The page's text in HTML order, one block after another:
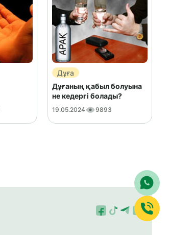
Дұға
Дұғаның қабыл болуына
не кедергі болады?
19.05.2024 9893